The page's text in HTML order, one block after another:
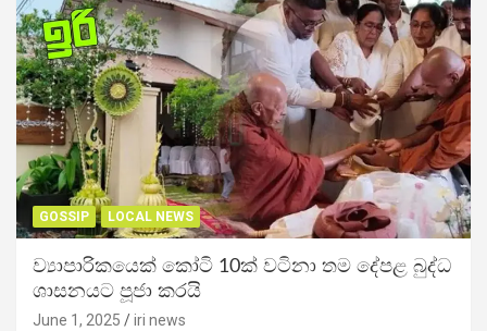
GOSSIP LOCAL NEWS
ව්‍යාපාරිකයෙක් කෝටි 10ක් වටිනා තම දේපළ බුද්ධ
ශාසනයට පූජා කරයි
June 1, 2025 iri news